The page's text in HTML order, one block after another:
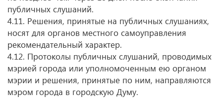
публичных слушаний.
4.11. Решения, принятые на публичных слушаниях,
носят для органов местного самоуправления
рекомендательный характер.
4.12. Протоколы публичных слушаний, проводимых
мэрией города или уполномоченным ею органом
мэрии и решения, принятые по ним, направляются
мэром города в городскую Думу.